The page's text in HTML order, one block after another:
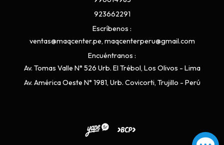
923662291
Escríbenos
ventas@maqcenter.pe, maqcenterperu@gmail.com
Encuéntranos
Av. Tomas Valle N° 526 Urb. El Trébol, Los Olivos - Lima
Av. América Oeste N° 1981, Urb. Covicorti, Trujillo - Perú